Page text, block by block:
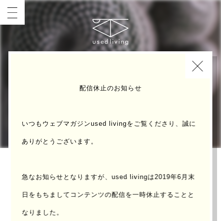
配信休止のお知らせ
いつもウェブマガジンused livingをご覧くださり、誠に
ありがとうございます。
急なお知らせとなりますが、used livingは2019年6月末
日をもちまして コンテンツの配信を一時休止することと
なりました。
「希望丸」